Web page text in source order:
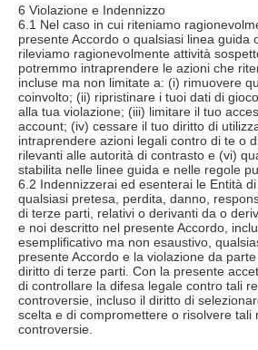
6 Violazione e Indennizzo
6.1 Nel caso in cui riteniamo
presente Accordo o qualsiasi linea guida
rileviamo ragionevolmente attività
potremmo intraprendere le azioni che
incluse ma non limitate a: (i) rimuovere
coinvolto; (ii) ripristinare i tuoi dati di
alla tua violazione; (iii) limitare il tuo
account; (iv) cessare il tuo diritto di
intraprendere azioni legali contro di te o
rilevanti alle autorità di contrasto e (vi)
stabilita nelle linee guida e nelle regole
6.2 Indennizzerai ed esenterai le Entità
qualsiasi pretesa, perdita, danno,
di terze parti, relativi o derivanti da o
e noi descritto nel presente Accordo,
esemplificativo ma non esaustivo,
presente Accordo e la violazione da
diritto di terze parti. Con la presente
di controllare la difesa legale contro tali
controversie, incluso il diritto di
scelta e di compromettere o risolvere tali
controversie.